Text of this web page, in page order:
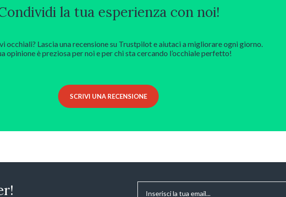
la tua esperienza con noi!
occhiali? Lascia una recensione su Trustpilot e aiutaci a migliorare ogni giorno.
opinione è preziosa per noi e per chi sta cercando l’occhiale perfetto!
SCRIVI UNA RECENSIONE
Email*